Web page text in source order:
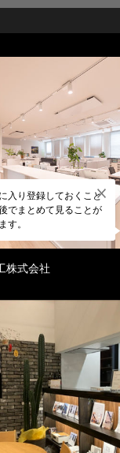
入り登録しておくこと
でまとめて見ることが
す。
株式会社